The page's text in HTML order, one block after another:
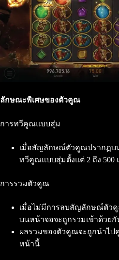
ลักษณะพิเศษของตัวคูณ
การทวีคูณแบบสุ่ม
เมื่อสัญลักษณ์ตัวคูณปรากฏบ
ทวีคูณแบบสุ่มตั้งแต่ 2 ถึง 500
การรวมตัวคูณ
เมื่อไม่มีการลบสัญลักษณ์ตัว
บนหน้าจอจะถูกรวมเข้าด้วยกั
ผลรวมของตัวคูณจะถูกนำไ
หน้านี้